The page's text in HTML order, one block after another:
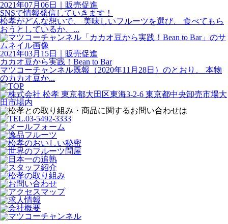
2021年07月06日
販売促進
SNSで情報発信していきます！
松孝がどんな想いで、 美味しいフルーツを選び、 食べてもら
おうとしているか、...
2021年03月15日
販売促進
カカオ豆から実践！Bean to Bar
マツコーチャンネル既報（2020年11月28日）のとおり、 本物
のカカオ豆か...